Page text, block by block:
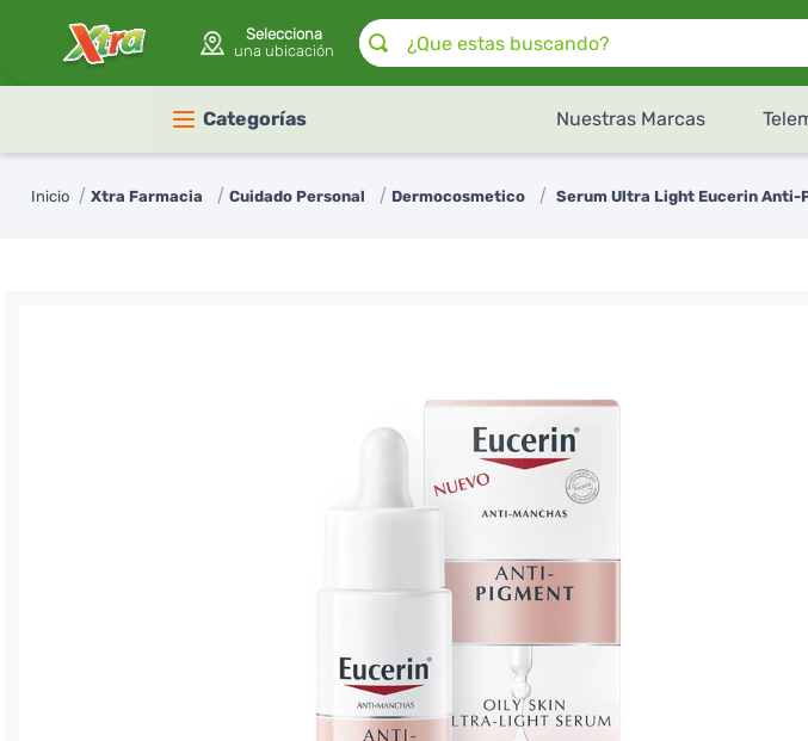
Selecciona
una ubicación
¿Que estas buscando?
Categorías Nuestras Marcas
Xtra Farmacia Cuidado Personal Dermocosmetico Serum Ultra Light Eucerin Anti-